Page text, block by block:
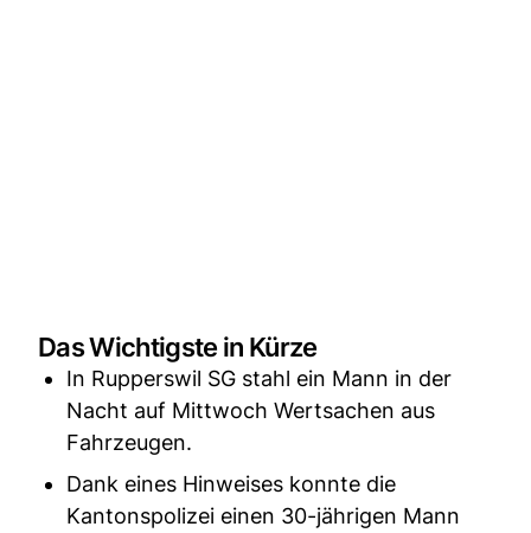
Das Wichtigste in Kürze
In Rupperswil SG stahl ein Mann in der
Nacht auf Mittwoch Wertsachen aus
Fahrzeugen.
Dank eines Hinweises konnte die
Kantonspolizei einen 30-jährigen Mann